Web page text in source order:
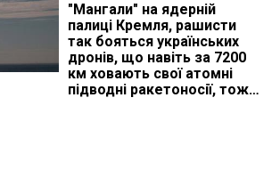
"Мангали" на ядерній
палиці Кремля, рашисти
так бояться українських
дронів, що навіть за 7200
км ховають свої атомні
підводні ракетоносії, тож